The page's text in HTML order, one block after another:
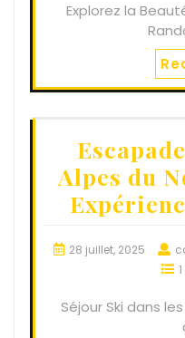
Explorez la
Alpes du
28 juillet, 2025
Séjour Ski dans